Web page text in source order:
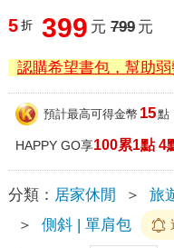
5 折 399 元 799 元
認購希望書包，幫助弱
預計最高可得金幣 15點
HAPPY GO享100累1點 4
分類： 居家休閒 ＞ 旅
＞
側斜 | 單肩包